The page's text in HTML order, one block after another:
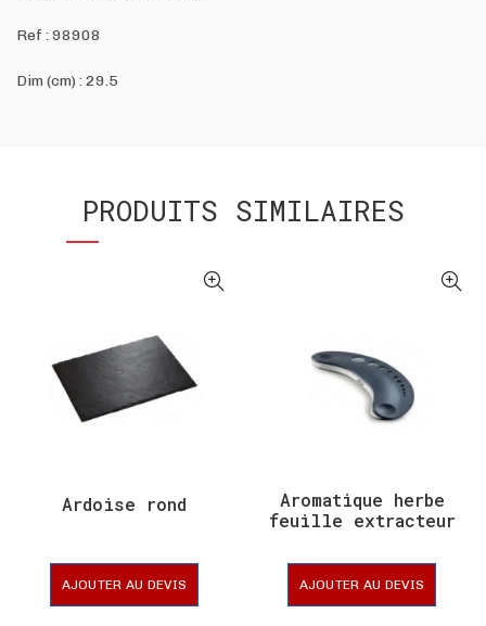
Ref :98908
Dim (cm) : 29.5
PRODUITS SIMILAIRES
Ardoise rond
AJOUTER AU DEVIS
Aromatique herbe
feuille extracteur
AJOUTER AU DEVIS